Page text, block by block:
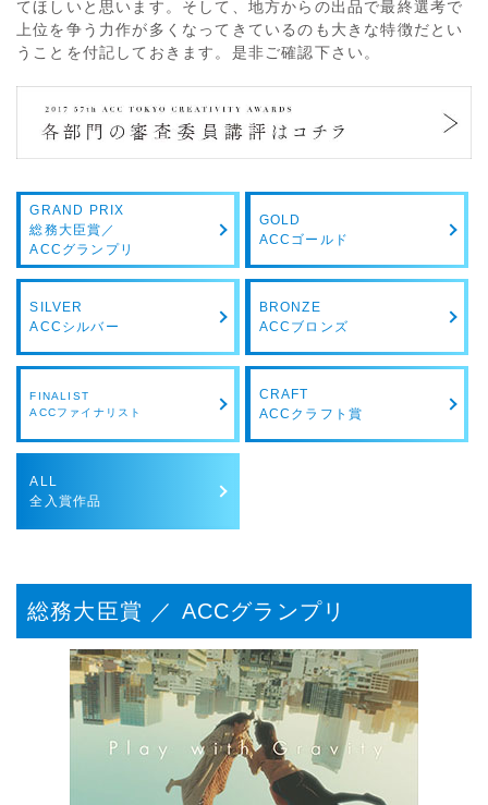
てほしいと思います。そして、地方からの出品で最終選考で
上位を争う力作が多くなってきているのも大きな特徴だとい
うことを付記しておきます。是非ご確認下さい。
GRAND PRIX
総務大臣賞／
ACCグランプリ
GOLD
ACCゴールド
SILVER
ACCシルバー
BRONZE
ACCブロンズ
FINALIST
ACCファイナリスト
CRAFT
ACCクラフト賞
ALL
全入賞作品
総務大臣賞 ／ ACCグランプリ